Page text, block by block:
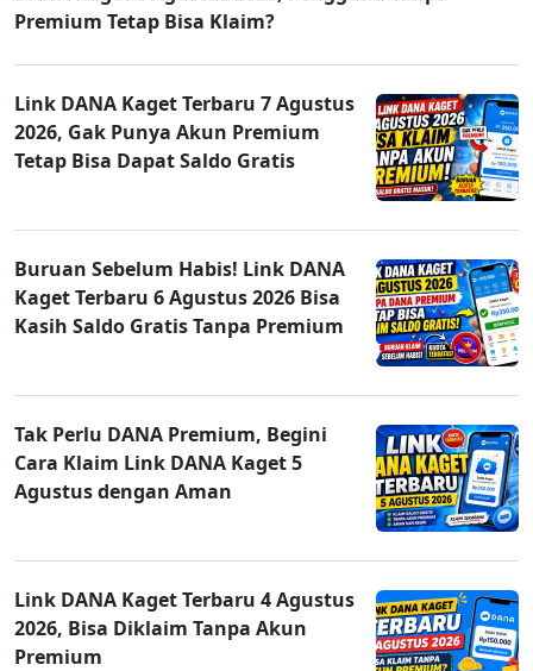
Premium Tetap Bisa Klaim?
Link DANA Kaget Terbaru 7 Agustus
2026, Gak Punya Akun Premium
Tetap Bisa Dapat Saldo Gratis
Buruan Sebelum Habis! Link DANA
Kaget Terbaru 6 Agustus 2026 Bisa
Kasih Saldo Gratis Tanpa Premium
Tak Perlu DANA Premium, Begini
Cara Klaim Link DANA Kaget 5
Agustus dengan Aman
Link DANA Kaget Terbaru 4 Agustus
2026, Bisa Diklaim Tanpa Akun
Premium